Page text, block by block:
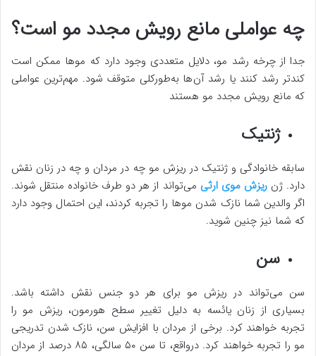
چه عواملی مانع رویش مجدد مو است؟
جدا از چرخه رشد مو، دلایل متعددی وجود دارد که موها ممکن است
کندتر رشد کنند یا رشد آن‌ها به‌طورکلی متوقف شود. مهم‌ترین عواملی
که مانع رویش مجدد مو هستند
ژنتیک
سابقه خانوادگی و ژنتیک در ریزش مو چه در مردان و چه در زنان نقش
دارد. ژنریزش موی ارثی می‌تواند از هر دو طرف خانواده منتقل شوند.
اگر والدین شما نازک شدن موها را تجربه کردند، این احتمال وجود دارد
که شما نیز چنین شوید.
سن
سن می‌تواند در ریزش مو برای هر دو جنس نقش داشته باشد.
بسیاری از زنان یائسه به دلیل تغییر سطح هورمون، ریزش مو را
تجربه خواهند کرد. برخی از مردان با افزایش سن، نازک شدن تدریجی
مو را تجربه خواهند کرد. درواقع، تا سن ۵۰ سالگی، ۸۵ درصد از مردان